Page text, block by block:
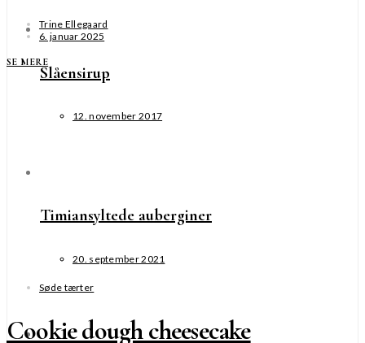
Slåensirup
12. november 2017
Timiansyltede auberginer
20. september 2021
Trine Ellegaard
6. januar 2025
SE MERE
Søde tærter
Cookie dough cheesecake